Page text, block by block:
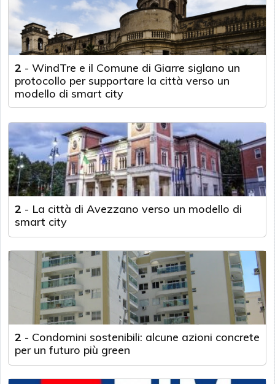
2 - WindTre e il Comune di Giarre siglano un
protocollo per supportare la città verso un
modello di smart city
2 - La città di Avezzano verso un modello di
smart city
2 - Condomini sostenibili: alcune azioni concrete
per un futuro più green